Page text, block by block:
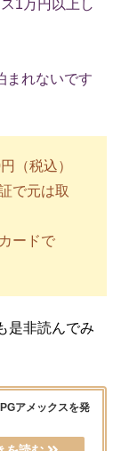
1万円以上し
まれないです
（税込）
で元は取
ードで
是非読んでみ
アメックスを発